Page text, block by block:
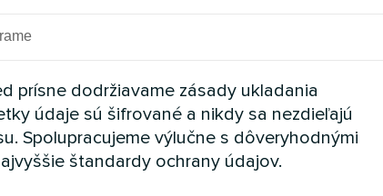
tiež
prísne dodržiavame zásady ukladania
údaje sú šifrované a nikdy sa nezdieľajú
Spolupracujeme výlučne s dôveryhodnými
štandardy ochrany údajov.